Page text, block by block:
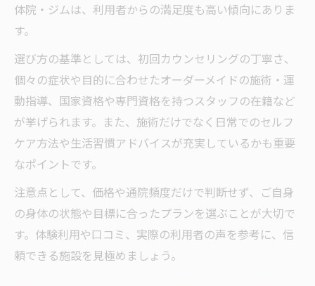
体院・ジムは、利用者からの満足度も高い傾向にありま
す。
選び方の基準としては、初回カウンセリングの丁寧さ、
個々の症状や目的に合わせたオーダーメイドの施術・運
動指導、国家資格や専門資格を持つスタッフの在籍など
が挙げられます。また、施術だけでなく日常でのセルフ
ケア方法や生活習慣アドバイスが充実しているかも重要
なポイントです。
注意点として、価格や通院頻度だけで判断せず、ご自身
の身体の状態や目標に合ったプランを選ぶことが大切で
す。体験利用や口コミ、実際の利用者の声を参考に、信
頼できる施設を見極めましょう。